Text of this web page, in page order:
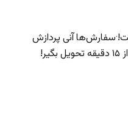
·سفارش‌ها آنی پردازش